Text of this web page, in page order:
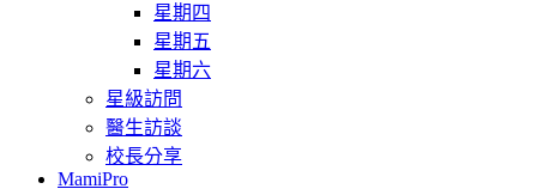
星期四
星期五
星期六
星級訪問
醫生訪談
校長分享
MamiPro